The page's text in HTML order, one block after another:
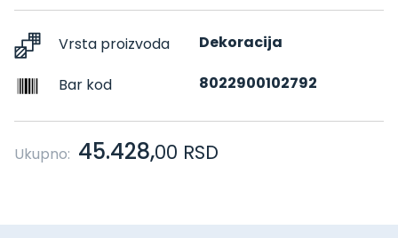
Vrsta proizvoda Dekoracija
Bar kod 8022900102792
Ukupno: 45.428,00 RSD